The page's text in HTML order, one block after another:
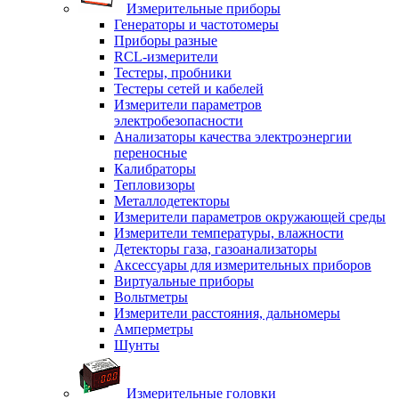
Измерительные приборы
Генераторы и частотомеры
Приборы разные
RCL-измерители
Тестеры, пробники
Тестеры сетей и кабелей
Измерители параметров
электробезопасности
Анализаторы качества электроэнергии
переносные
Калибраторы
Тепловизоры
Металлодетекторы
Измерители параметров окружающей среды
Измерители температуры, влажности
Детекторы газа, газоанализаторы
Аксессуары для измерительных приборов
Виртуальные приборы
Вольтметры
Измерители расстояния, дальномеры
Амперметры
Шунты
Измерительные головки